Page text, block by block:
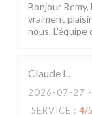
Bonjour
vraiment
nous. L'équipe
Claude L
2026-07-27
SERVICE : 4/5